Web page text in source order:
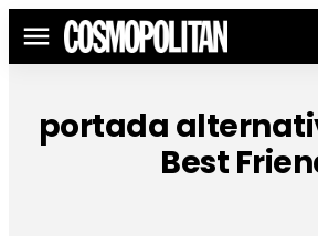
Menú
portada
Best